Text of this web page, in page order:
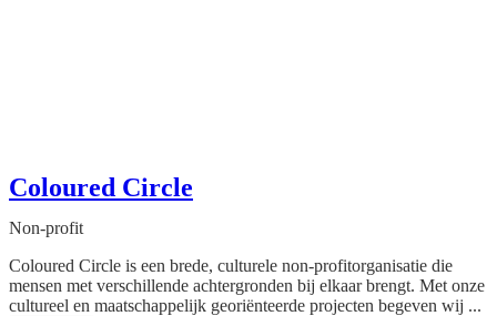
Coloured Circle
Non-profit
Coloured Circle is een brede, culturele non-profitorganisatie die
mensen met verschillende achtergronden bij elkaar brengt. Met onze
cultureel en maatschappelijk georiënteerde projecten begeven wij ...